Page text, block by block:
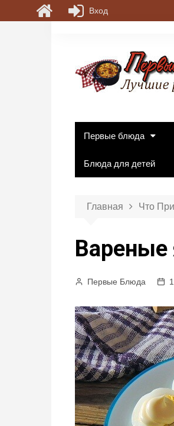
Первые блюда
Блюда для детей
Главная Что
Вареные
Первые Блюда
Вход